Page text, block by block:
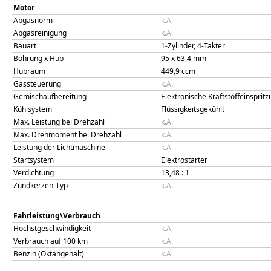
Motor
Abgasnorm
k.A.
Abgasreinigung
k.A.
Bauart
1-Zylinder, 4-Takter
Bohrung x Hub
95x63,4 mm
Hubraum
449,9ccm
Gassteuerung
k.A.
Gemischaufbereitung
Elektronische
Kühlsystem
Flüssigkeitsgekühlt
Max. Leistung bei Drehzahl
k.A.
Max. Drehmoment bei Drehzahl
k.A.
Leistung der Lichtmaschine
k.A.
Startsystem
Elektrostarter
Verdichtung
13,48 : 1
Zündkerzen-Typ
k.A.
Fahrleistung\Verbrauch
Höchstgeschwindigkeit
k.A.
Verbrauch auf 100 km
k.A.
Benzin (Oktangehalt)
k.A.